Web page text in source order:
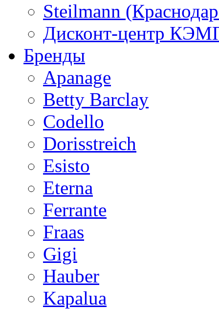
Steilmann
Дисконт-центр
Бренды
Apanage
Betty Barclay
Codello
Dorisstreich
Esisto
Eterna
Ferrante
Fraas
Gigi
Hauber
Kapalua